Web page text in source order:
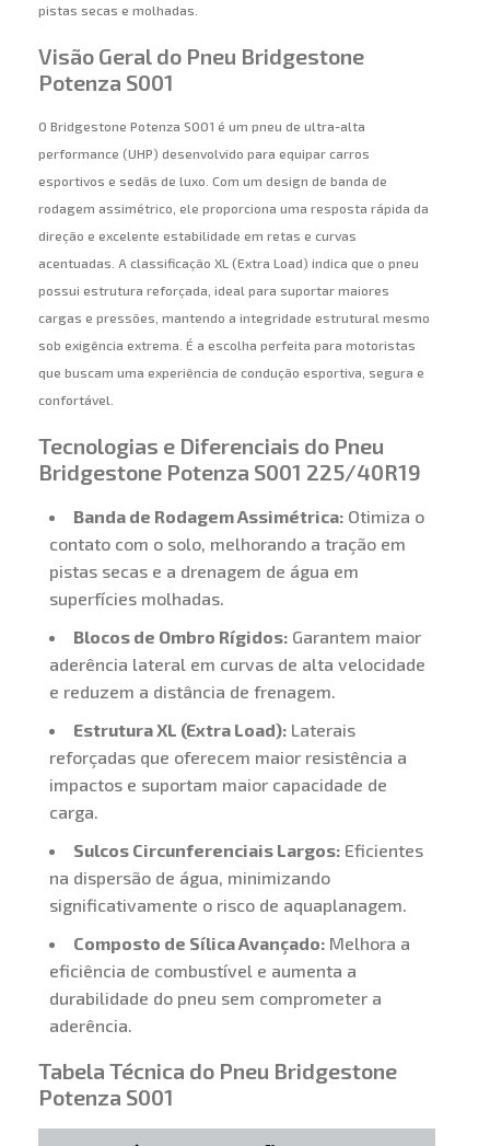
pistas secas e molhadas.
Visão Geral do Pneu Bridgestone
Potenza S001
O Bridgestone Potenza S001 é um pneu de ultra-alta
performance (UHP) desenvolvido para equipar carros
esportivos e sedãs de luxo. Com um design de banda de
rodagem assimétrico, ele proporciona uma resposta rápida da
direção e excelente estabilidade em retas e curvas
acentuadas. A classificação XL (Extra Load) indica que o pneu
possui estrutura reforçada, ideal para suportar maiores
cargas e pressões, mantendo a integridade estrutural mesmo
sob exigência extrema. É a escolha perfeita para motoristas
que buscam uma experiência de condução esportiva, segura e
confortável.
Tecnologias e Diferenciais do Pneu
Bridgestone Potenza S001 225/40R19
Banda de Rodagem Assimétrica: Otimiza o
contato com o solo, melhorando a tração em
pistas secas e a drenagem de água em
superfícies molhadas.
Blocos de Ombro Rígidos: Garantem maior
aderência lateral em curvas de alta velocidade
e reduzem a distância de frenagem.
Estrutura XL (Extra Load): Laterais
reforçadas que oferecem maior resistência a
impactos e suportam maior capacidade de
carga.
Sulcos Circunferenciais Largos: Eficientes
na dispersão de água, minimizando
significativamente o risco de aquaplanagem.
Composto de Sílica Avançado: Melhora a
eficiência de combustível e aumenta a
durabilidade do pneu sem comprometer a
aderência.
Tabela Técnica do Pneu Bridgestone
Potenza S001